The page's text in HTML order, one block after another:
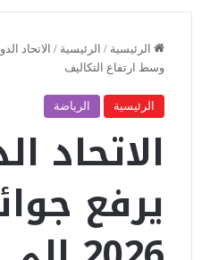
الرئيسية / الرئيسية /
وسط ارتفاع التكاليف
الرئيسية الرياضة
الاتحاد
يرفع